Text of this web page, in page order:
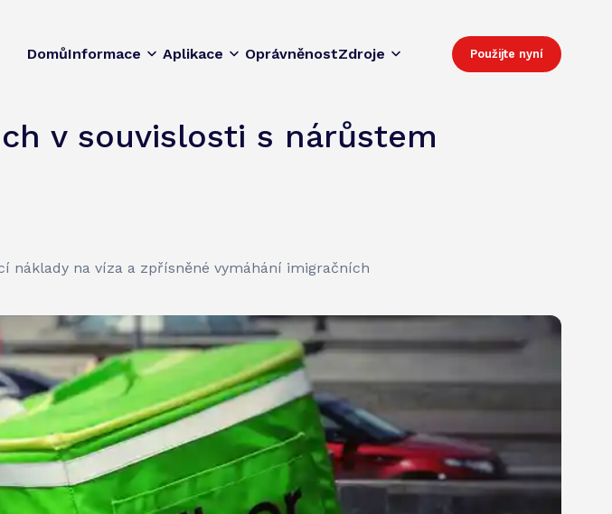
DomůInformace Aplikace OprávněnostZdroje Použijte nyní
v souvislosti s nárůstem
náklady na víza a zpřísněné vymáhání imigračních